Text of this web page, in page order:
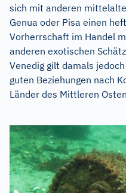
sich mit anderen
Genua oder Pisa einen
Vorherrschaft im Handel
anderen exotischen
Venedig gilt damals
guten Beziehungen nach
Länder des Mittleren